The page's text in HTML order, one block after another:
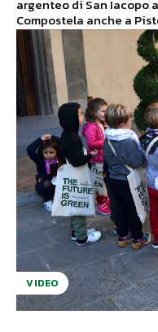
argenteo di San Iacopo
Compostela anche a
VIDEO